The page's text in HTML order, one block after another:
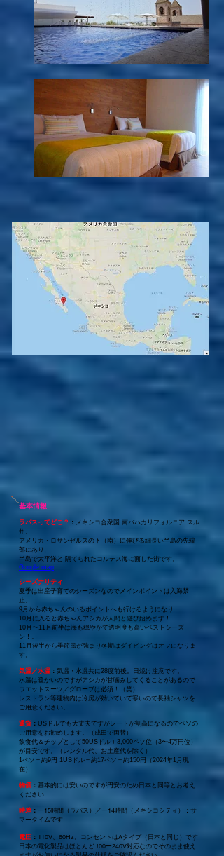
基本情報
ラパスってどこ？ ： メキシコ合衆国 南バハカリフォルニア スル
州。
アメリカ・ロサンゼルスの下（南）に伸びる細長い半島の先端
部にあり、
半島で太平洋と 隔てられたコルテス海に面した街です。
​Google map
シーズナリティ
夏季は出産子育てのシーズンなのでメインポイントは入海禁
止。
9月から赤ちゃんのいるポイントへも行けるようになり
10月に入ると赤ちゃんアシカが人間と遊び始めます！
10月〜11月前半は海も穏やかで透明度も高いベストシーズ
ン！。
11月後半から季節風が強まり冬期はダイビングはオフになりま
す。
気温／水温 ： 気温・水温共に28度前後。日焼け注意です。
水温は暖かいのですがアシカが甘噛みしてくることがあるので
ウエットスーツ／グローブは必須！（笑）
レストラン等建物内は冷房が効いていて寒いので長袖シャツを
ご用意ください。
通貨 ： USドルでも大丈夫ですがレートが割高になるのでペソの
ご用意をお勧めします。（成田で両替）
飲食代＆チップとして50USドル＋3,000ペソ位（3〜4万円位）
が目安です。（レンタル代、お土産代を除く）
1ペソ＝約9円 1USドル＝約17ペソ＝約150円（2024年1月現
在）
物価 ： 基本的には安いのですが円安のため日本と同等とお考え
ください
時差 ： ー15時間（ラパス）／ー14時間（メキシコシティ）：サ
マータイムです
電圧 ： 110V、60Hz。コンセントはAタイプ（日本と同じ）です
日本の電化製品はほとんど !00ー240V対応なのでそのまま使え